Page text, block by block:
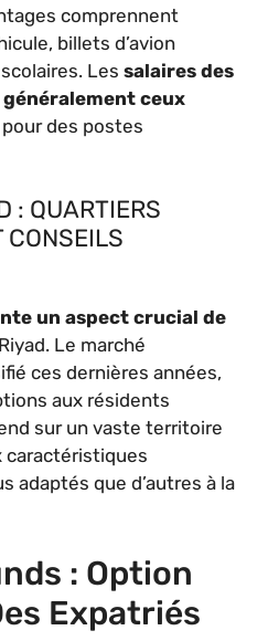
comprennent
billets d’avion
Les salaires des
ceux
pour des postes
: QUARTIERS
CONSEILS
un aspect crucial de
Le marché
ces dernières années,
aux résidents
sur un vaste territoire
caractéristiques
adaptés que d’autres à la
: Option
Expatriés